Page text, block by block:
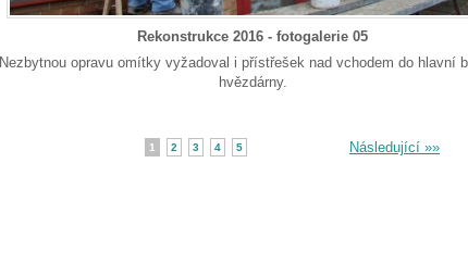
Rekonstrukce 2016 - fotogalerie 05
Nezbytnou opravu omítky vyžadoval i přístřešek nad vchodem do hlavní
hvězdárny.
1 2 3 4 5 Následující »»